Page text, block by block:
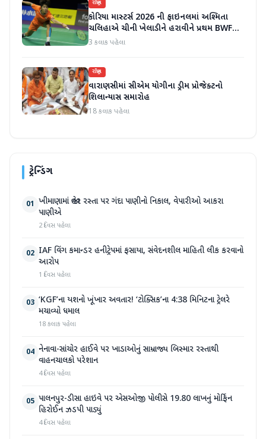
રાષ્ટ્રીય
કોરિયા માસ્ટર્સ 2026 ની ફાઇનલમાં અશ્મિતા
ચલિહાએ ચીની ખેલાડીને હરાવીને પ્રથમ BWF
વર્લ્ડ ટૂર ટાઇટલ જીત્યું
3 કલાક પહેલા
રાષ્ટ્રીય
વારાણસીમાં સીએમ યોગીના ડ્રીમ પ્રોજેક્ટનો
શિલાન્યાસ સમારોહ
18 કલાક પહેલા
ટ્રેન્ડિંગ
01 ખીમાણામાં જાહેર રસ્તા પર ગંદા પાણીનો નિકાલ, વેપારીઓ આકરા
પાણીએ
2 દિવસ પહેલા
02 IAF વિંગ કમાન્ડર હનીટ્રેપમાં ફસાયા, સંવેદનશીલ માહિતી લીક કરવાનો
આરોપ
1 દિવસ પહેલા
03 ‘KGF’ના યશનો ખૂંખાર અવતાર! ‘ટોક્સિક’ના 4:38 મિનિટના ટ્રેલરે
મચાવ્યો ધમાલ
18 કલાક પહેલા
04 નેનાવા-સાંચોર હાઈવે પર ખાડાઓનું સામ્રાજ્ય બિસ્માર રસ્તાથી
વાહનચાલકો પરેશાન
4 દિવસ પહેલા
05 પાલનપુર-ડીસા હાઇવે પર એસઓજી પોલીસે 19.80 લાખનું મોર્ફિન
હિરોઈન ઝડપી પાડ્યું
4 દિવસ પહેલા